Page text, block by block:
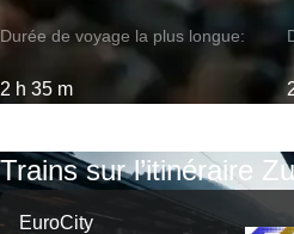
Durée de voyage la plus longue:
2 h 35 m
Trains sur l’itinéraire
EuroCity